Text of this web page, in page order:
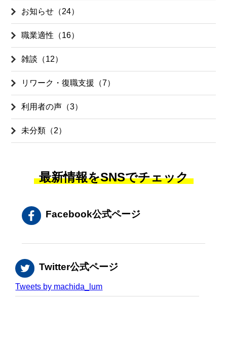
お知らせ（24）
職業適性（16）
雑談（12）
リワーク・復職支援（7）
利用者の声（3）
未分類（2）
最新情報をSNSでチェック
Facebook公式ページ
Twitter公式ページ
Tweets by machida_lum